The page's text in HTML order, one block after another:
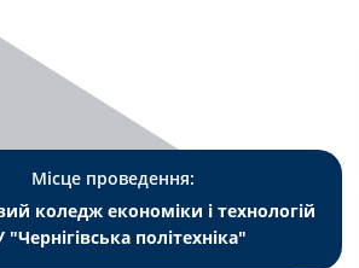
Місце проведення:
коледж економіки і технологій
"Чернігівська політехніка"